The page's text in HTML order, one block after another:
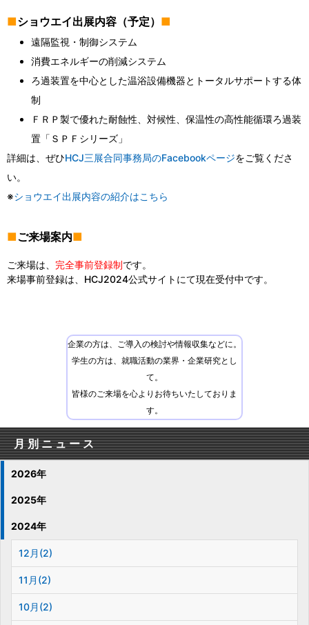
■ショウエイ出展内容（予定） ■
遠隔監視・制御システム
消費エネルギーの削減システム
ろ過装置を中心とした温浴設備機器とトータルサポートする体
制
ＦＲＰ製で優れた耐蝕性、対候性、保温性の高性能循環ろ過装
置「ＳＰＦシリーズ」
詳細は、ぜひHCJ三展合同事務局のFacebookページをご覧くださ
い。
※ショウエイ出展内容の紹介はこちら
■ご来場案内■
ご来場は、 完全事前登録制です。
来場事前登録は、HCJ2024公式サイトにて現在受付中です。
企業の方は、ご導入の検討や情報収集などに。
学生の方は、就職活動の業界・企業研究とし
て。
皆様のご来場を心よりお待ちいたしておりま
す。
月別ニュース
2026年
2025年
2024年
12月(2)
11月(2)
10月(2)